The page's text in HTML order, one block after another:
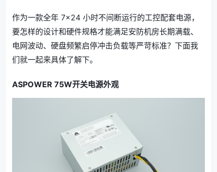
作为一款全年 7×24 小时不间断运行的工控配套电源，
要怎样的设计和硬件规格才能满足安防机房长期满载、
电网波动、硬盘频繁启停冲击负载等严苛标准？下面我
们就一起来具体了解下。
ASPOWER 75W开关电源外观